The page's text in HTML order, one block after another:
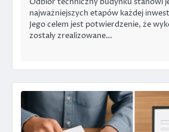
najważniejszych etapów każdej
Jego celem jest potwierdzenie, że
zostały zrealizowane…